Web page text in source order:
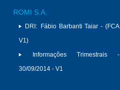
ROMI S.A.
DRI:
Fábio Barbanti Taiar - (FCA
V1)
Informações Trimestrais -
30/09/2014 - V1